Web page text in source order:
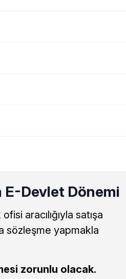
E-Devlet Dönemi
aracılığıyla satışa
sözleşme yapmakla
zorunlu olacak.